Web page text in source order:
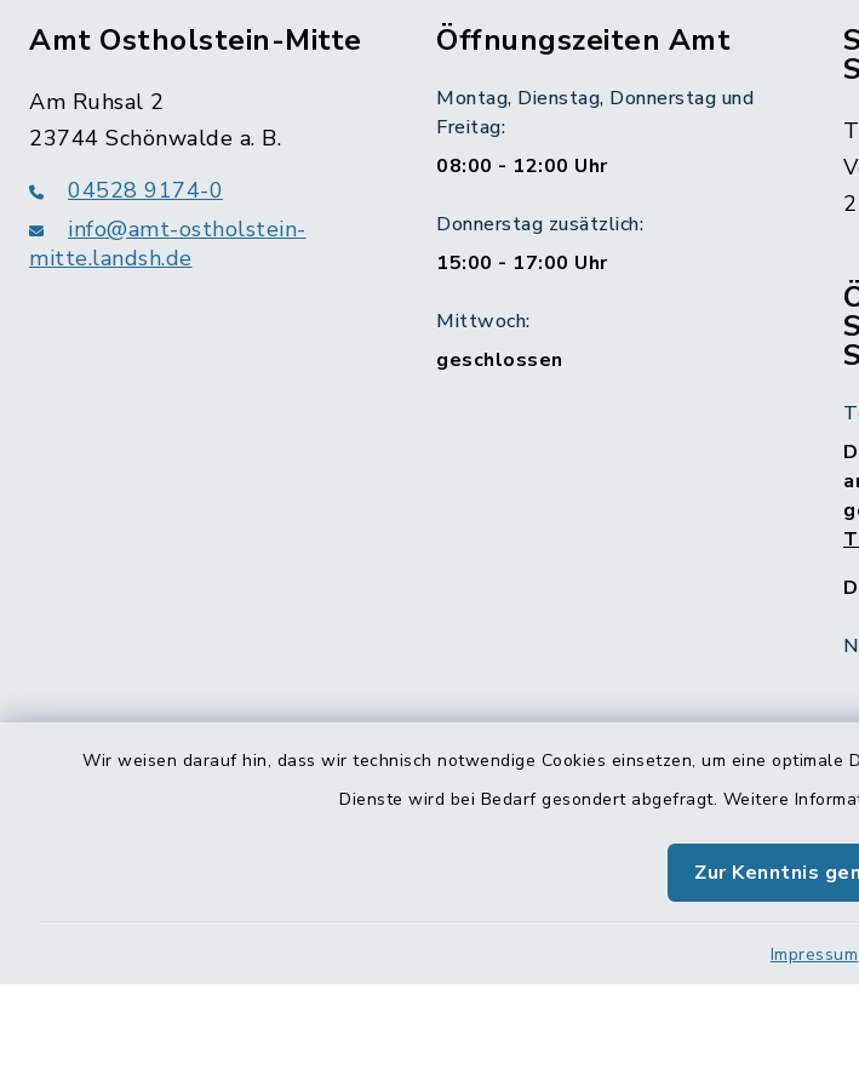
Wir weisen darauf hin, dass wir technisch notwendige Cookies einsetzen, um eine
Dienste wird bei Bedarf gesondert abgefragt. Weitere
Zur Kenntnis
Impressum
Amt Ostholstein-Mitte
Am Ruhsal 2
23744 Schönwalde a. B.
04528 9174-0
info@amt-ostholstein-
mitte.landsh.de
Öffnungszeiten Amt
Montag, Dienstag, Donnerstag und
Freitag:
08:00 - 12:00 Uhr
Donnerstag zusätzlich:
15:00 - 17:00 Uhr
Mittwoch:
geschlossen